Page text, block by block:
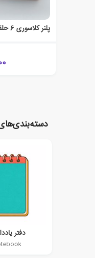
دفتر